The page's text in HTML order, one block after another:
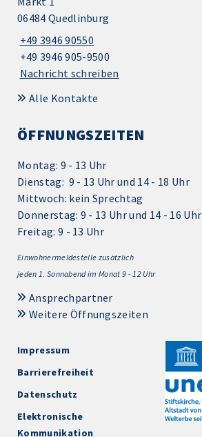
06484 Quedlinburg
+49 3946 90550
+49 3946 905-9500
Nachricht schreiben
Alle Kontakte
ÖFFNUNGSZEITEN
Montag: 9 - 13 Uhr
Dienstag: 9 - 13 Uhr und 14 - 18 Uhr
Mittwoch: kein Sprechtag
Donnerstag: 9 - 13 Uhr und 14 - 16 Uhr
Freitag: 9 - 13 Uhr
Einwohnermeldestelle zusätzlich
jeden 1. Sonnabend im Monat 9 - 12 Uhr
Ansprechpartner
Weitere Öffnungszeiten
Impressum
Barrierefreiheit
Datenschutz
Elektronische
Kommunikation